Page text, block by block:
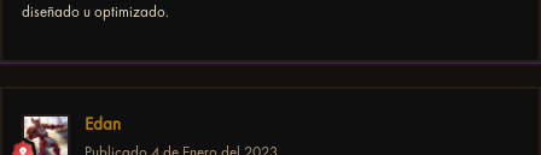
diseñado u optimizado.
Edan